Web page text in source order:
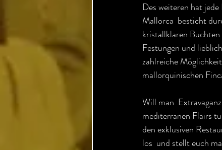
Des weiteren hat
Mallorca  besticht
kristallklaren
Festungen und
zahlreiche
mallorquinischen
Will man
mediterranen Flairs
den exklusiven
los  und stellt euch